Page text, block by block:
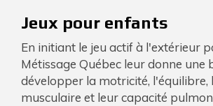
Jeux pour enfants
En initiant le jeu actif à l'extérieur
Métissage Québec leur donne une
développer la motricité, l'équilibre,
musculaire et leur capacité